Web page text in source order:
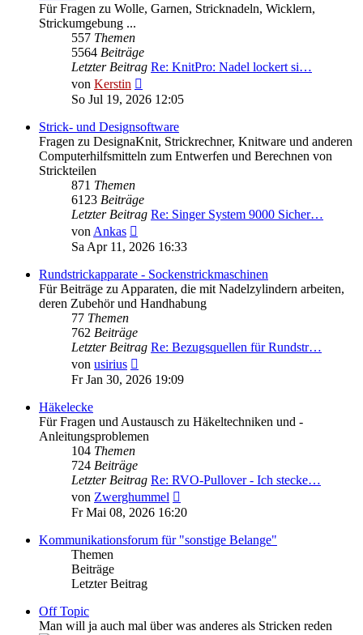
Für Fragen zu Wolle, Garnen, Stricknadeln, Wicklern,
Strickumgebung ...
557 Themen
5564 Beiträge
Letzter Beitrag Re: KnitPro: Nadel lockert si…
von Kerstin
Beitrag
So Jul 19, 2026 12:05
Strick- und Designsoftware
Fragen zu DesignaKnit, Strickrechner, Knitware und anderen
Computerhilfsmitteln zum Entwerfen und Berechnen von
Strickteilen
871 Themen
6123 Beiträge
Letzter Beitrag Re: Singer System 9000 Sicher…
vonAnkas
Beitrag
Sa Apr 11, 2026 16:33
Rundstrickapparate - Sockenstrickmaschinen
Für Beiträge zu Apparaten, die mit Nadelzylindern arbeiten,
deren Zubehör und Handhabung
77 Themen
762 Beiträge
Letzter Beitrag Re: Bezugsquellen für Rundstr…
von usirius
Beitrag
Fr Jan 30, 2026 19:09
Häkelecke
Für Fragen und Austausch zu Häkeltechniken und -
Anleitungsproblemen
104 Themen
724 Beiträge
Letzter Beitrag Re: RVO-Pullover - Ich stecke…
von Zwerghummel
Beitrag
Fr Mai 08, 2026 16:20
Kommunikationsforum für "sonstige Belange"
Themen
Beiträge
Letzter Beitrag
Off Topic
Man will ja auch mal über was anderes als Stricken reden